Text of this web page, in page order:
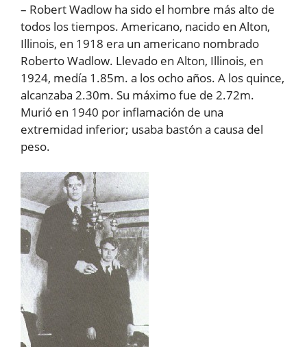
– Robert Wadlow ha sido el hombre más alto de
todos los tiempos. Americano, nacido en Alton,
Illinois, en 1918 era un americano nombrado
Roberto Wadlow. Llevado en Alton, Illinois, en
1924, medía 1.85m. a los ocho años. A los quince,
alcanzaba 2.30m. Su máximo fue de 2.72m.
Murió en 1940 por inflamación de una
extremidad inferior; usaba bastón a causa del
peso.